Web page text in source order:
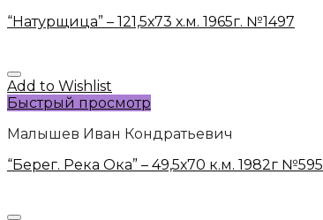
“Натурщица” – 121,5х73 х.м. 1965г. №1497
Add to Wishlist
Быстрый просмотр
Малышев Иван Кондратьевич
“Берег. Река Ока” – 49,5х70 к.м. 1982г №595